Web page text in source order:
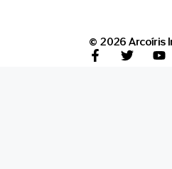
© 2026 Arcoíris